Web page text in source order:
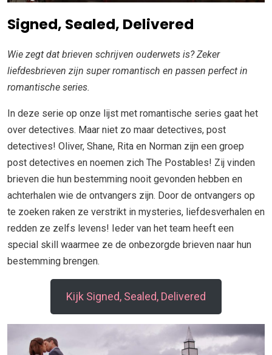
Signed, Sealed, Delivered
Wie zegt dat brieven schrijven ouderwets is? Zeker
liefdesbrieven zijn super romantisch en passen perfect in
romantische series.
In deze serie op onze lijst met romantische series gaat het
over detectives. Maar niet zo maar detectives, post
detectives! Oliver, Shane, Rita en Norman zijn een groep
post detectives en noemen zich The Postables! Zij vinden
brieven die hun bestemming nooit gevonden hebben en
achterhalen wie de ontvangers zijn. Door de ontvangers op
te zoeken raken ze verstrikt in mysteries, liefdesverhalen en
redden ze zelfs levens! Ieder van het team heeft een
special skill waarmee ze de onbezorgde brieven naar hun
bestemming brengen.
Kijk Signed, Sealed, Delivered